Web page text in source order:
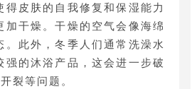
皮肤的自我修复和保湿能力
干燥。干燥的空气会像海绵
此外，冬季人们通常洗澡水
的沐浴产品，这会进一步破
裂等问题。